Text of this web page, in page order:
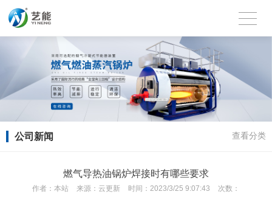
公司新闻 查看分类
燃气导热油锅炉焊接时有哪些要求
作者： 本站 来源： 云更新 时间： 2023/3/25 9:07:43 次数：